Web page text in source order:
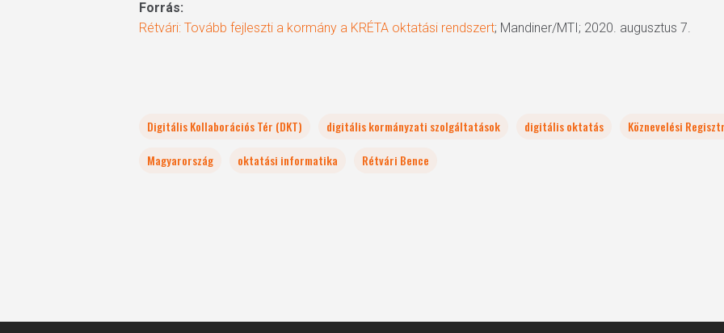
Forrás:
Rétvári: Tovább fejleszti a kormány a KRÉTA oktatási rendszert; Mandiner/MTI; 2020. augusztus 7.
Digitális Kollaborációs Tér (DKT) digitális kormányzati szolgáltatások digitális oktatás
Köznevelési
Magyarország
oktatási informatika Rétvári Bence